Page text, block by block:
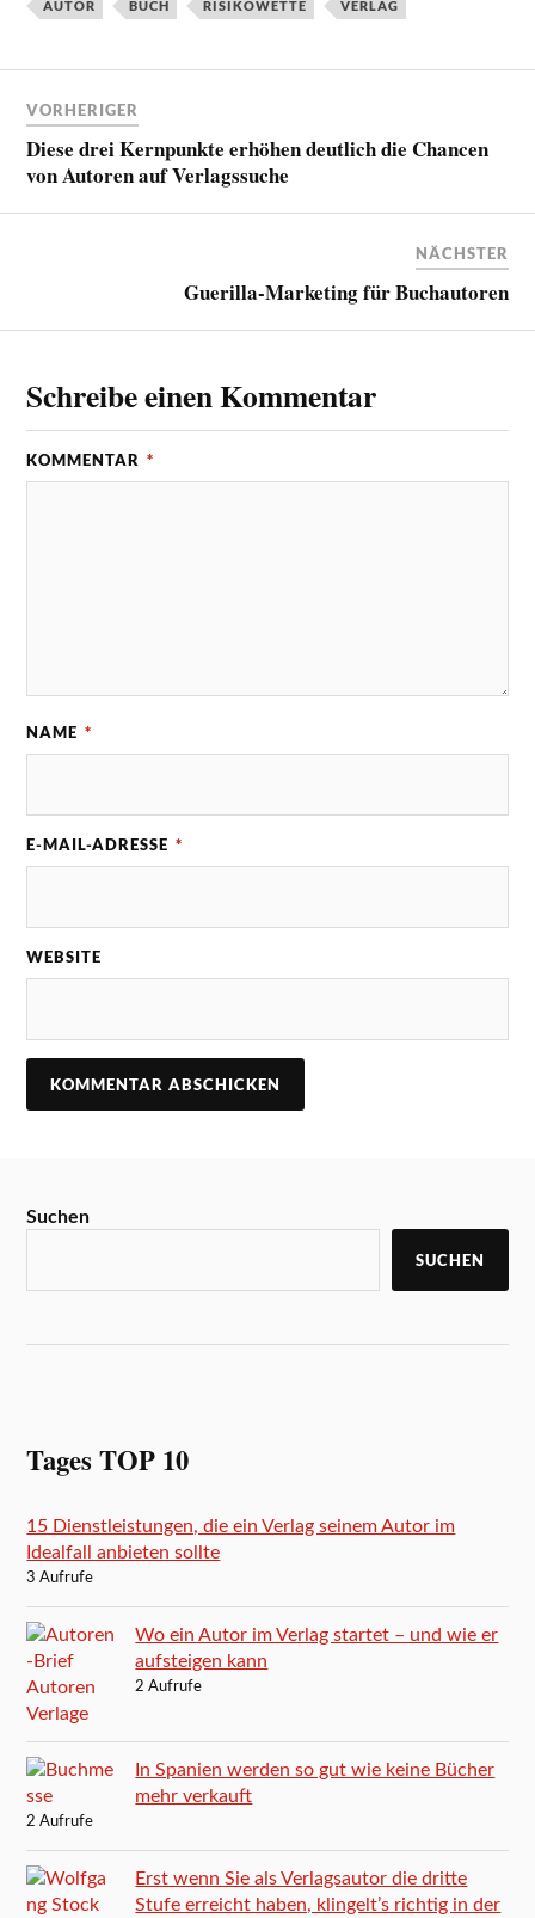
AUTOR BUCH RISIKOWETTE VERLAG
VORHERIGER
Diese drei Kernpunkte erhöhen deutlich die Chancen
von Autoren auf Verlagssuche
NÄCHSTER
Guerilla-Marketing für Buchautoren
Schreibe einen Kommentar
KOMMENTAR *
NAME *
E-MAIL-ADRESSE *
WEBSITE
Suchen
SUCHEN
Tages TOP 10
15 Dienstleistungen, die ein Verlag seinem Autor im
Idealfall anbieten sollte
3 Aufrufe
Wo ein Autor im Verlag startet – und wie er
aufsteigen kann
2 Aufrufe
In Spanien werden so gut wie keine Bücher
mehr verkauft
2 Aufrufe
Erst wenn Sie als Verlagsautor die dritte
Stufe erreicht haben, klingelt’s richtig in der